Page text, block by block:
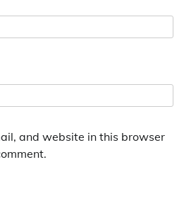
and website in this browser